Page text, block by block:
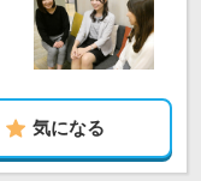
気になる